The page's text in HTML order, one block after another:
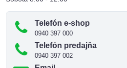
Telefón e-shop
0940 397 000
Telefón predajňa
0940 397 002